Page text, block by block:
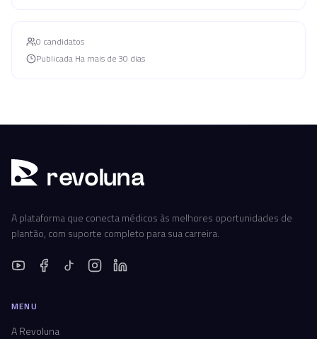
0 candidatos
Publicada Ha mais de 30 dias
revoluna
A plataforma que conecta médicos às melhores oportunidades de
plantão, com suporte completo para sua carreira.
MENU
A Revoluna